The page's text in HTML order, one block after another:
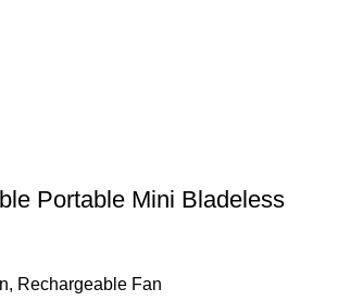
Portable Mini Bladeless
, Rechargeable Fan